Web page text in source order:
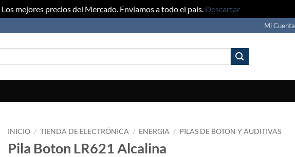
Los mejores precios del Mercado. Enviamos a todo el país. Descartar
Mi Cuenta
INICIO / TIENDA DE ELECTRÓNICA / ENERGIA / PILAS DE BOTON Y AUDITIVAS
Pila Boton LR621 Alcalina